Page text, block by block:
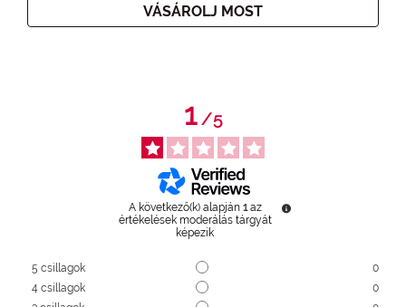
VÁSÁROLJ MOST
1/5
A következő(k) alapján 1 az
értékelések moderálás tárgyát
képezik
5 csillagok
0
4 csillagok
0